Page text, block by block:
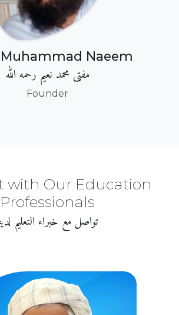
Naeem
مفتی محمد نعیم رحمه اللہ
Founder
with Our Education
Professionals
تواصل مع خبراء التعليم